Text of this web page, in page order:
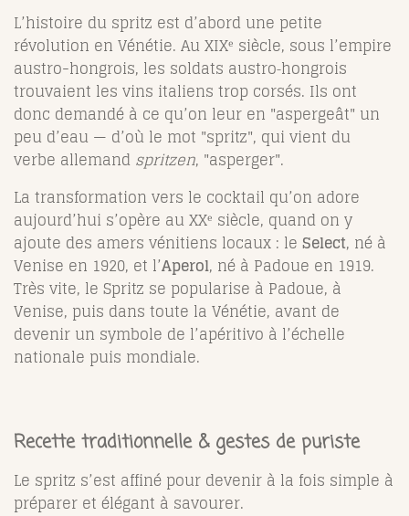
L’histoire du spritz est d’abord une petite
révolution en Vénétie. Au XIXᵉ siècle, sous l’empire
austro-hongrois, les soldats austro‑hongrois
trouvaient les vins italiens trop corsés. Ils ont
donc demandé à ce qu’on leur en "aspergeât" un
peu d’eau — d’où le mot "spritz", qui vient du
verbe allemand spritzen, "asperger".
La transformation vers le cocktail qu’on adore
aujourd’hui s’opère au XXᵉ siècle, quand on y
ajoute des amers vénitiens locaux : le Select, né à
Venise en 1920, et l’Aperol, né à Padoue en 1919.
Très vite, le Spritz se popularise à Padoue, à
Venise, puis dans toute la Vénétie, avant de
devenir un symbole de l’apéritivo à l’échelle
nationale puis mondiale.
Recette traditionnelle & gestes de puriste
Le spritz s’est affiné pour devenir à la fois simple à
préparer et élégant à savourer.